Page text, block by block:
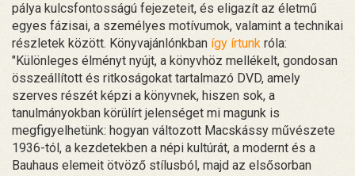
pálya kulcsfontosságú fejezeteit, és eligazít az életmű
egyes fázisai, a személyes motívumok, valamint a technikai
részletek között. Könyvajánlónkban így írtunk róla:
"Különleges élményt nyújt, a könyvhöz mellékelt, gondosan
összeállított és ritkoságokat tartalmazó DVD, amely
szerves részét képzi a könyvnek, hiszen sok, a
tanulmányokban körülírt jelenséget mi magunk is
megfigyelhetünk: hogyan változott Macskássy művészete
1936-tól, a kezdetekben a népi kultúrát, a modernt és a
Bauhaus elemeit ötvöző stílusból, majd az elsősorban